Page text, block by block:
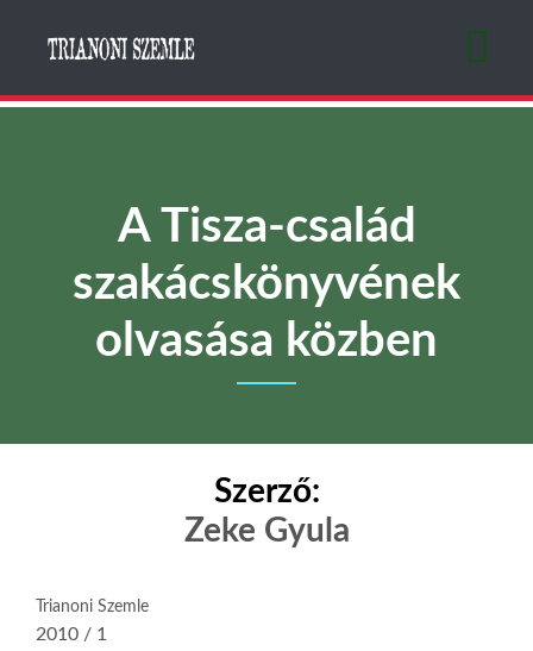
A Tisza-család
szakácskönyvének
olvasása közben
Szerző:
Zeke Gyula
Trianoni Szemle
2010 / 1